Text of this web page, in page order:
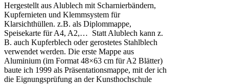
Hergestellt aus Alublech mit Scharnierbändern,
Kupfernieten und Klemmsystem für
Klarsichthüllen. z.B. als Diplommappe,
Speisekarte für A4, A2,… Statt Alublech kann z.
B. auch Kupferblech oder gerostetes Stahlblech
verwendet werden. Die erste Mappe aus
Aluminium (im Format 48×63 cm für A2 Blätter)
baute ich 1999 als Präsentationsmappe, mit der ich
die Eignungsprüfung an der Kunsthochschule